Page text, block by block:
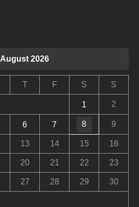
August 2026
T F S S
1 2
6 7 8 9
13 14 15 16
20 21 22 23
27 28 29 30